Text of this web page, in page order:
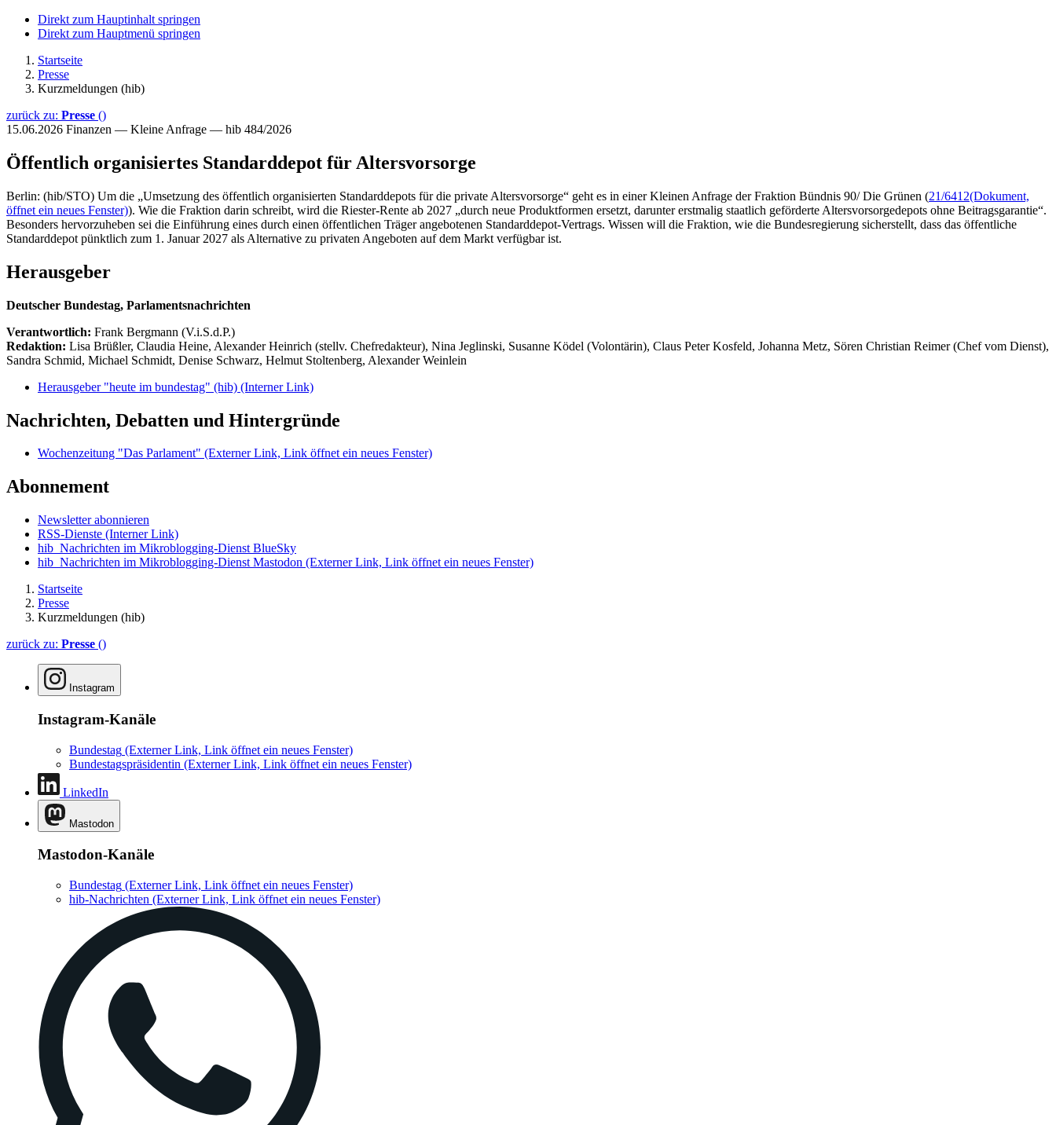
Direkt zum Hauptinhalt springen
Direkt zum Hauptmenü springen
Startseite
Presse
Kurzmeldungen (hib)
zurück zu: Presse ()
15.06.2026 Finanzen — Kleine Anfrage — hib 484/2026
Öffentlich organisiertes Standarddepot für Altersvorsorge
Berlin: (hib/STO) Um die „Umsetzung des öffentlich organisierten Standarddepots für die private Altersvorsorge“ geht es in einer Kleinen Anfrage der Fraktion Bündnis 90/ Die Grünen (21/6412(Dokument,
öffnet ein neues Fenster)). Wie die Fraktion darin schreibt, wird die Riester-Rente ab 2027 „durch neue Produktformen ersetzt, darunter erstmalig staatlich geförderte Altersvorsorgedepots ohne Beitragsgarantie“.
Besonders hervorzuheben sei die Einführung eines durch einen öffentlichen Träger angebotenen Standarddepot-Vertrags. Wissen will die Fraktion, wie die Bundesregierung sicherstellt, dass das öffentliche
Standarddepot pünktlich zum 1. Januar 2027 als Alternative zu privaten Angeboten auf dem Markt verfügbar ist.
Herausgeber
Deutscher Bundestag, Parlamentsnachrichten
Verantwortlich: Frank Bergmann (V.i.S.d.P.)
Redaktion: Lisa Brüßler, Claudia Heine, Alexander Heinrich (stellv. Chefredakteur), Nina Jeglinski, Susanne Ködel (Volontärin), Claus Peter Kosfeld, Johanna Metz, Sören Christian Reimer (Chef vom Dienst),
Sandra Schmid, Michael Schmidt, Denise Schwarz, Helmut Stoltenberg, Alexander Weinlein
Herausgeber "heute im bundestag" (hib) (Interner Link)
Nachrichten, Debatten und Hintergründe
Wochenzeitung "Das Parlament" (Externer Link, Link öffnet ein neues Fenster)
Abonnement
Newsletter abonnieren
RSS-Dienste (Interner Link)
hib_Nachrichten im Mikroblogging-Dienst BlueSky
hib_Nachrichten im Mikroblogging-Dienst Mastodon (Externer Link, Link öffnet ein neues Fenster)
Startseite
Presse
Kurzmeldungen (hib)
zurück zu: Presse ()
Instagram
Instagram-Kanäle
Bundestag (Externer Link, Link öffnet ein neues Fenster)
Bundestagspräsidentin (Externer Link, Link öffnet ein neues Fenster)
LinkedIn
Mastodon
Mastodon-Kanäle
Bundestag (Externer Link, Link öffnet ein neues Fenster)
hib-Nachrichten (Externer Link, Link öffnet ein neues Fenster)